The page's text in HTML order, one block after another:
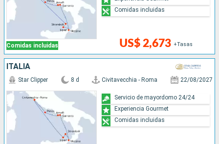
Comidas incluidas US$ 2,673 +Tasas
Comidas incluidas
ITALIA
Star Clipper 8 d Civitavecchia - Roma 22/08/2027
Servicio de mayordomo 24/24
Experiencia Gourmet
Comidas incluidas